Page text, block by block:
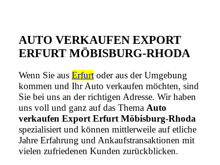
AUTO VERKAUFEN EXPORT
ERFURT MÖBISBURG-RHODA
Wenn Sie aus Erfurt oder aus der Umgebung
kommen und Ihr Auto verkaufen möchten, sind
Sie bei uns an der richtigen Adresse. Wir haben
uns voll und ganz auf das Thema Auto
verkaufen Export Erfurt Möbisburg-Rhoda
spezialisiert und können mittlerweile auf etliche
Jahre Erfahrung und Ankaufstransaktionen mit
vielen zufriedenen Kunden zurückblicken.